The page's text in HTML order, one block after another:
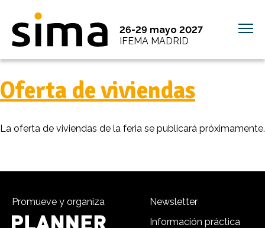
26-29 mayo 2027
IFEMA MADRID
Oferta de viviendas
La oferta de viviendas de la feria se publicará próximamente.
Promueve y organiza
Newsletter
Información práctica